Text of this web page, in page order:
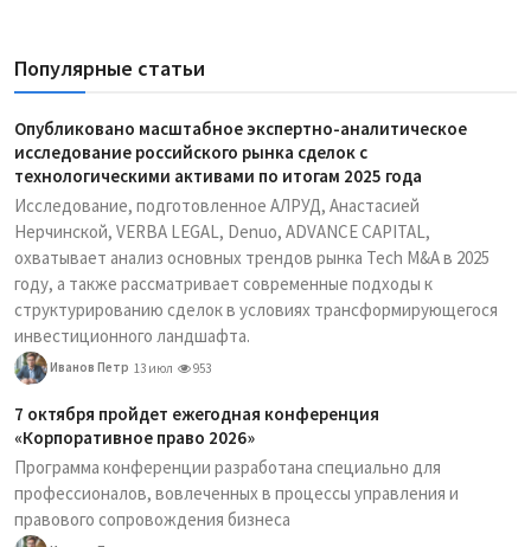
Популярные статьи
Опубликовано масштабное экспертно-аналитическое
исследование российского рынка сделок с
технологическими активами по итогам 2025 года
Исследование, подготовленное АЛРУД, Анастасией
Нерчинской, VERBA LEGAL, Denuo, ADVANCE CAPITAL,
охватывает анализ основных трендов рынка Tech M&A в 2025
году, а также рассматривает современные подходы к
структурированию сделок в условиях трансформирующегося
инвестиционного ландшафта.
Иванов Петр 13 июл 953
7 октября пройдет ежегодная конференция
«Корпоративное право 2026»
Программа конференции разработана специально для
профессионалов, вовлеченных в процессы управления и
правового сопровождения бизнеса